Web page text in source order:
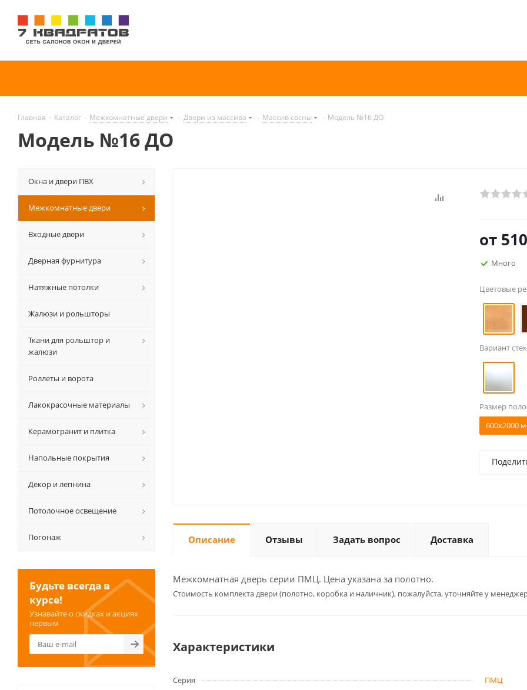
Главная - Каталог - Межкомнатные двери - Двери из массива - Массив сосны - Модель №16 ДО
Модель №16 ДО
от
Много
Цветовые
Вариант
Размер
600x2000
Описание Отзывы Задать вопрос Доставка
Межкомнатная дверь серии ПМЦ. Цена указана за полотно.
Cтоимость комплекта двери (полотно, коробка и наличник), пожалуйста, уточняйте у
Характеристики
Серия
ПМЦ
Окна и двери ПВХ
Межкомнатные двери
Входные двери
Дверная фурнитура
Натяжные потолки
Жалюзи и рольшторы
Ткани для рольштор и
жалюзи
Роллеты и ворота
Лакокрасочные материалы
Керамогранит и плитка
Напольные покрытия
Декор и лепнина
Потолочное освещение
Погонаж
Будьте всегда в
курсе!
Узнавайте о скидках и акциях
первым